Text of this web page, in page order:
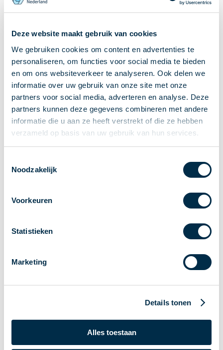
Deze website maakt gebruik van cookies
We gebruiken cookies om content en advertenties te
personaliseren, om functies voor social media te bieden
en om ons websiteverkeer te analyseren. Ook delen we
informatie over uw gebruik van onze site met onze
partners voor social media, adverteren en analyse. Deze
partners kunnen deze gegevens combineren met andere
informatie die u aan ze heeft verstrekt of die ze hebben
verzameld op basis van uw gebruik van hun services.
Noodzakelijk
Voorkeuren
Statistieken
Marketing
Details tonen
Alles toestaan
Ontvangen van betalingen
Bijzondere rekeningen en diensten
Standaarden in het betalingsverkeer
Feiten & Cijfers
Nieuws
Betaaljournaal
Publicaties
Jaarverslag
Jaarcongres 2026
Stakeholderforum
Werkgroepen
NPFF